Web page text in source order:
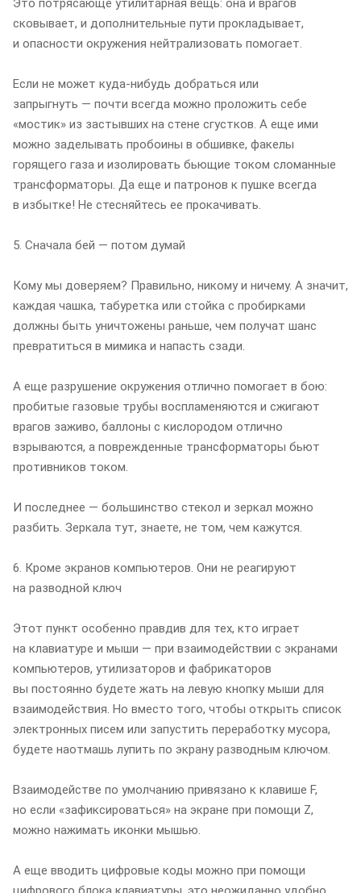
Это потрясающе утилитарная вещь: она и врагов
сковывает, и дополнительные пути прокладывает,
и опасности окружения нейтрализовать помогает.
Если не может куда-нибудь добраться или
запрыгнуть — почти всегда можно проложить себе
«мостик» из застывших на стене сгустков. А еще ими
можно заделывать пробоины в обшивке, факелы
горящего газа и изолировать бьющие током сломанные
трансформаторы. Да еще и патронов к пушке всегда
в избытке! Не стесняйтесь ее прокачивать.
5. Сначала бей — потом думай
Кому мы доверяем? Правильно, никому и ничему. А значит,
каждая чашка, табуретка или стойка с пробирками
должны быть уничтожены раньше, чем получат шанс
превратиться в мимика и напасть сзади.
А еще разрушение окружения отлично помогает в бою:
пробитые газовые трубы воспламеняются и сжигают
врагов заживо, баллоны с кислородом отлично
взрываются, а поврежденные трансформаторы бьют
противников током.
И последнее — большинство стекол и зеркал можно
разбить. Зеркала тут, знаете, не том, чем кажутся.
6. Кроме экранов компьютеров. Они не реагируют
на разводной ключ
Этот пункт особенно правдив для тех, кто играет
на клавиатуре и мыши — при взаимодействии с экранами
компьютеров, утилизаторов и фабрикаторов
вы постоянно будете жать на левую кнопку мыши для
взаимодействия. Но вместо того, чтобы открыть список
электронных писем или запустить переработку мусора,
будете наотмашь лупить по экрану разводным ключом.
Взаимодействе по умолчанию привязано к клавише F,
но если «зафиксироваться» на экране при помощи Z,
можно нажимать иконки мышью.
А еще вводить цифровые коды можно при помощи